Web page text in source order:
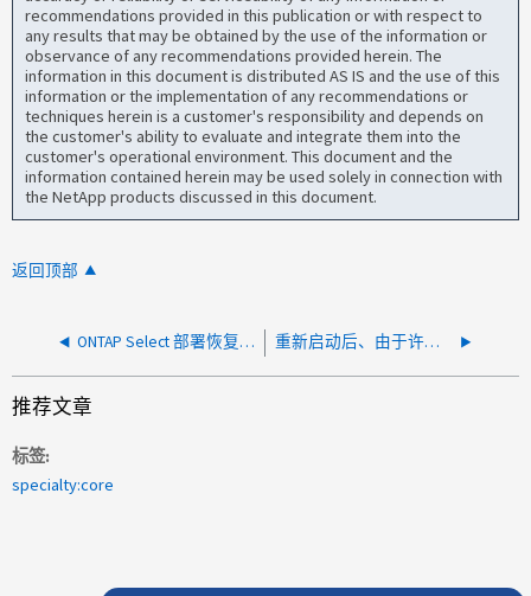
recommendations provided in this publication or with respect to
any results that may be obtained by the use of the information or
observance of any recommendations provided herein. The
information in this document is distributed AS IS and the use of this
information or the implementation of any recommendations or
techniques herein is a customer's responsibility and depends on
the customer's ability to evaluate and integrate them into the
customer's operational environment. This document and the
information contained herein may be used solely in connection with
the NetApp products discussed in this document.
返回顶部
ONTAP Select 部署恢复后，池许可证不会在仪表板上显示消耗量 重新启动后、由于许可证已过期、ONTAP Select聚合处于脱机状态
推荐文章
标签
specialty:core